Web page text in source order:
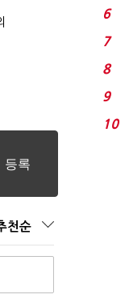
천순
6
7
8
9
10